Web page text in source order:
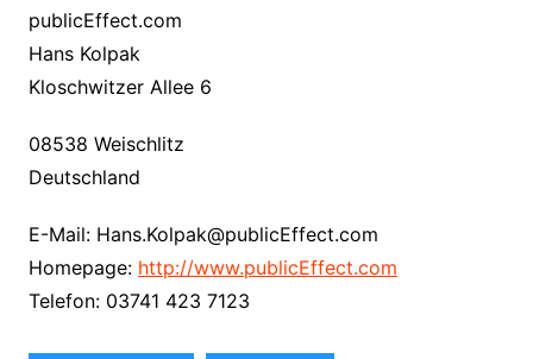
publicEffect.com
Hans Kolpak
Kloschwitzer Allee 6
08538 Weischlitz
Deutschland
E-Mail: Hans.Kolpak@publicEffect.com
Homepage: http://www.publicEffect.com
Telefon: 03741 423 7123